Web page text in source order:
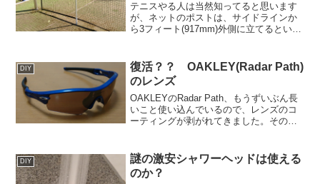
テニスやる人は当然知ってると思います
が、ネットのポストは、サイドラインか
ら3フィート(917mm)外側に立てるという
なりますが、ポールの位置の決まりは同
じなので、シング...
DIY
復活？？ OAKLEY(Radar Path)
のレンズ
OAKLEYのRadar Path、もうずいぶん長
いこと使い込んでいるので、レンズのコ
ーティングが剥がれてきました。そのう
が、ちょっといま金欠。貧乏人の浅知恵
で、...
DIY
謎の激安シャワーヘッドは使える
のか？